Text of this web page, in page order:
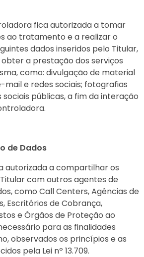
fica autorizada a tomar
ao tratamento e a realizar o
dados inseridos pelo Titular,
a prestação dos serviços
como: divulgação de material
mail e redes sociais; fotografias
públicas, a fim da interação
de Dados
autorizada a compartilhar os
com outros agentes de
como Call Centers, Agências de
Escritórios de Cobrança,
e Órgãos de Proteção ao
para as finalidades
observados os princípios e as
pela Lei nº 13.709.